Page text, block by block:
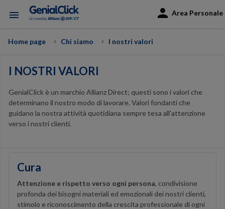
Area Personale
menu
Home page Chi siamo I nostri valori
I NOSTRI VALORI
GenialClick è un marchio Allianz Direct; questi sono i valori che
determinano il nostro modo di lavorare. Valori fondanti che
guidano la nostra attività quotidiana sempre tesa all'attenzione
verso i nostri clienti.
Cura
Attenzione e rispetto verso ogni persona, condivisione
profonda dei bisogni materiali ed emozionali dei nostri clienti,
stimolo e riconoscimento della crescita professionale di ogni